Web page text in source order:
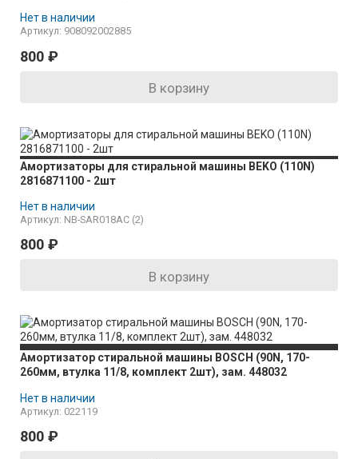
Нет в наличии
Артикул: 908092002885
800 ₽
В корзину
Амортизаторы для стиральной машины BEKO (110N)
2816871100 - 2шт
Нет в наличии
Артикул: NB-SAR018AC (2)
800 ₽
В корзину
Амортизатор стиральной машины BOSCH (90N, 170-
260мм, втулка 11/8, комплект 2шт), зам. 448032
Нет в наличии
Артикул: 022119
800 ₽